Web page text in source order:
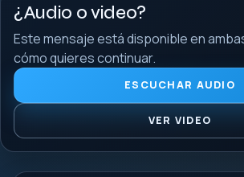
¿Audio o video?
Este mensaje está disponible en
cómo quieres continuar.
ESCUCHAR AUDIO
VER VIDEO